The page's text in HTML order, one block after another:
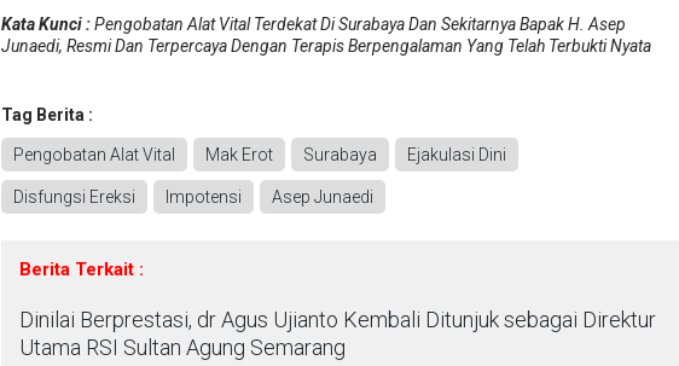
Kata Kunci :Pengobatan Alat Vital Terdekat Di Surabaya Dan Sekitarnya Bapak H. Asep
Junaedi, Resmi Dan Terpercaya Dengan Terapis Berpengalaman Yang Telah Terbukti Nyata
Tag Berita :
Pengobatan Alat Vital Mak Erot Surabaya Ejakulasi Dini
Disfungsi Ereksi Impotensi Asep Junaedi
Berita Terkait :
Dinilai Berprestasi, dr Agus Ujianto Kembali Ditunjuk sebagai Direktur
Utama RSI Sultan Agung Semarang